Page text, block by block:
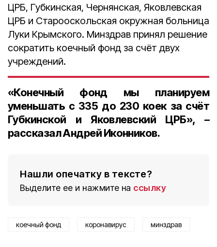
ЦРБ, Губкинская, Чернянская, Яковлевская
ЦРБ и Старооскольская окружная больница
Луки Крымского. Минздрав принял решение
сократить коечный фонд за счёт двух
учреждений.
«Конечный фонд мы планируем
уменьшать с 335 до 230 коек за счёт
Губкинской и Яковлевский ЦРБ», –
рассказал Андрей Иконников.
Нашли опечатку в тексте?
Выделите ее и нажмите на ссылку
коечный фонд коронавирус минздрав